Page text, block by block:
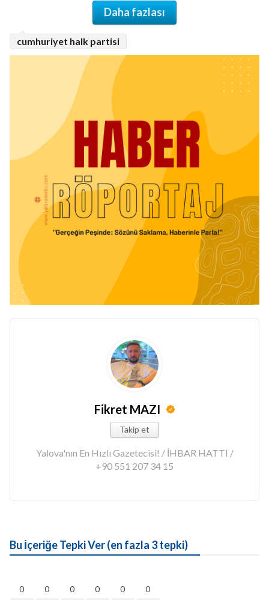
Daha fazlası
cumhuriyet halk partisi
Fikret MAZI
Takip et
Yalova'nın En Hızlı Gazetecisi! / İHBAR HATTI /
+90 551 207 34 15
Bu İçeriğe Tepki Ver (en fazla 3 tepki)
0 0 0 0 0 0